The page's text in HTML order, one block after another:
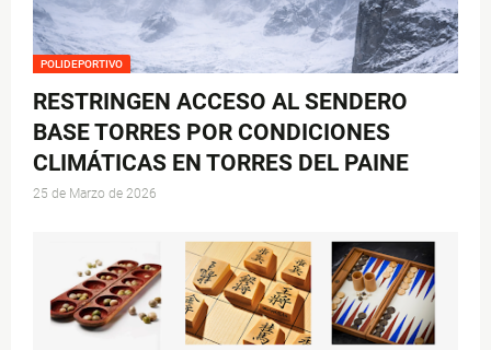
POLIDEPORTIVO
RESTRINGEN ACCESO AL SENDERO
BASE TORRES POR CONDICIONES
CLIMÁTICAS EN TORRES DEL PAINE
25 de Marzo de 2026